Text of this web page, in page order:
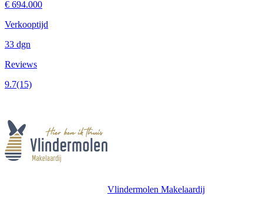
€ 694.000
Verkooptijd
33 dgn
Reviews
9.7(15)
Vlindermolen Makelaardij